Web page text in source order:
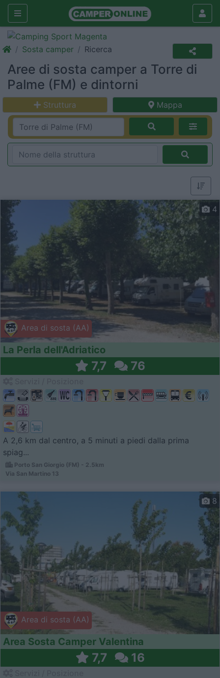
Sosta camper Ricerca
Aree di sosta camper a Torre di
Palme (FM) e dintorni
Struttura Mappa
Area di sosta (AA)
4
La Perla dell'Adriatico
7,7 76
A 2,6 km dal centro, a 5 minuti a piedi dalla prima
spiag...
Porto San Giorgio (FM) - 2.5km
Via San Martino 13
Area di sosta (AA)
8
Area Sosta Camper Valentina
7,7 16